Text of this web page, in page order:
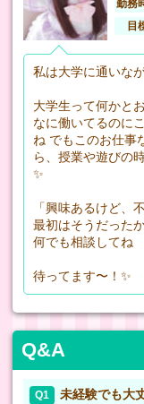
勤務
目
私は大学に通いな
大学生って何かと
なに働いてるのに
ね でもこのお仕事
ら、授業や遊びの
✨
「興味あるけど、
最初はそうだった
何でも相談してね
待ってます〜！✨
Q&A
Q1 未経験でも大